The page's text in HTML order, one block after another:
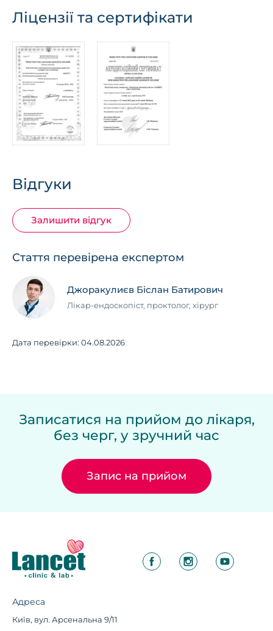
Ліцензії та сертифікати
Відгуки
Залишити відгук
Стаття перевірена експертом
Джоракулиєв Біслан Батирович
Лікар-ендоскопіст, проктолог, хірург
Дата перевірки: 04.08.2026
Записатися на прийом до лікаря,
без черг, у зручний час
Запис на прийом
Адреса
Київ, вул. Арсенальна 9/11